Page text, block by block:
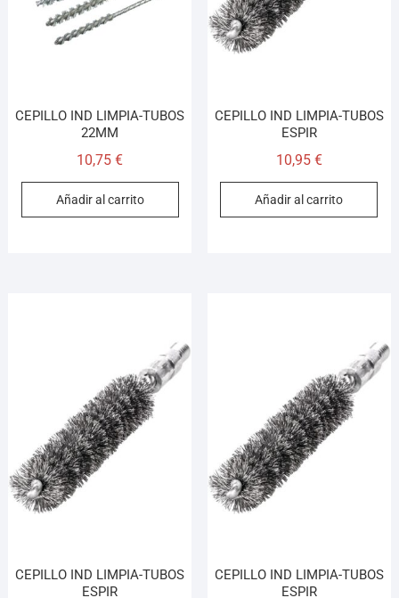
CEPILLO IND LIMPIA-TUBOS
22MM
10,75€
Añadir al carrito
CEPILLO IND LIMPIA-TUBOS
ESPIR
10,95 €
Añadir al carrito
CEPILLO IND LIMPIA-TUBOS
ESPIR
CEPILLO IND LIMPIA-TUBOS
ESPIR